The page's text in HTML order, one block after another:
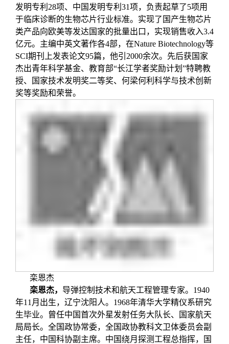
发明专利28项、中国发明专利31项，负责起草了5项用
于临床诊断的生物芯片行业标准。实现了国产生物芯片
类产品向欧美等发达国家的批量出口，实现销售收入3.4
亿元。主编中英文著作各4部，在Nature Biotechnology等
SCI期刊上发表论文95篇，他引2000余次。先后获国家
杰出青年科学基金、教育部“长江学者奖励计划”特聘教
授、国家技术发明奖二等奖、何梁何利科学与技术创新
奖等奖励和荣誉。
栾恩杰
栾恩杰， 导弹控制技术和航天工程管理专家。1940
年11月出生，辽宁沈阳人。1968年清华大学精仪系研究
生毕业。曾任中国首次外星发射任务大队长、国家航天
局局长。全国政协常委，全国政协教科文卫体委员会副
主任，中国科协副主席。中国绕月探测工程总指挥，国